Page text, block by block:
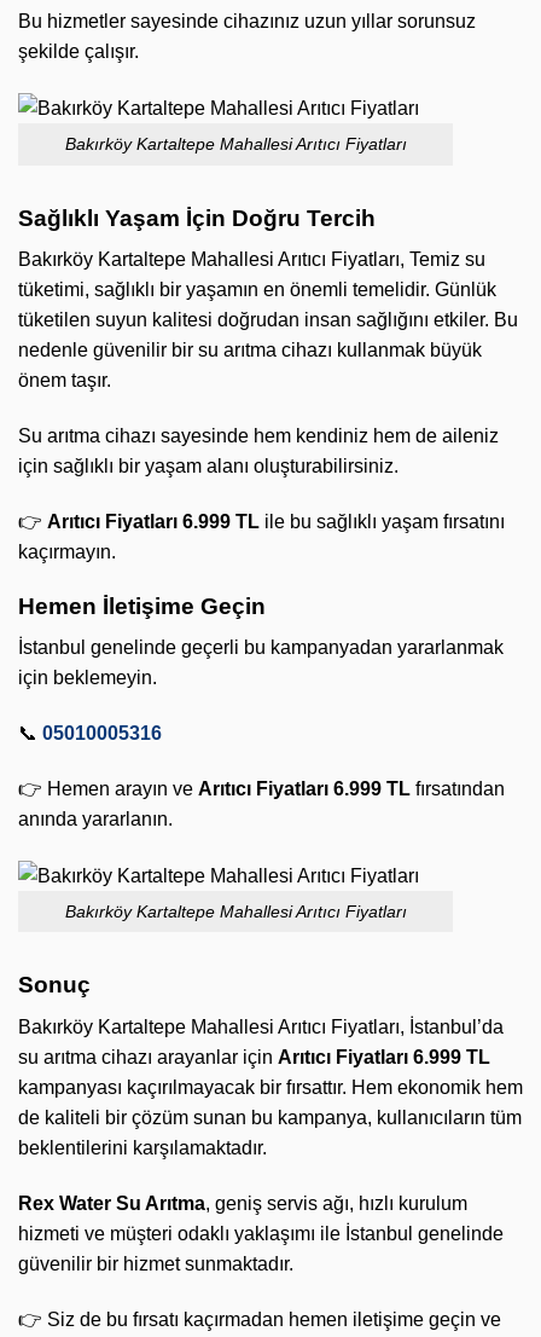
Bu hizmetler sayesinde cihazınız uzun yıllar sorunsuz
şekilde çalışır.
Bakırköy Kartaltepe Mahallesi Arıtıcı Fiyatları
Sağlıklı Yaşam İçin Doğru Tercih
Bakırköy Kartaltepe Mahallesi Arıtıcı Fiyatları, Temiz su
tüketimi, sağlıklı bir yaşamın en önemli temelidir. Günlük
tüketilen suyun kalitesi doğrudan insan sağlığını etkiler. Bu
nedenle güvenilir bir su arıtma cihazı kullanmak büyük
önem taşır.
Su arıtma cihazı sayesinde hem kendiniz hem de aileniz
için sağlıklı bir yaşam alanı oluşturabilirsiniz.
👉 Arıtıcı Fiyatları 6.999 TL ile bu sağlıklı yaşam fırsatını
kaçırmayın.
Hemen İletişime Geçin
İstanbul genelinde geçerli bu kampanyadan yararlanmak
için beklemeyin.
📞 05010005316
👉 Hemen arayın ve Arıtıcı Fiyatları 6.999 TL fırsatından
anında yararlanın.
Bakırköy Kartaltepe Mahallesi Arıtıcı Fiyatları
Sonuç
Bakırköy Kartaltepe Mahallesi Arıtıcı Fiyatları, İstanbul’da
su arıtma cihazı arayanlar için Arıtıcı Fiyatları 6.999 TL
kampanyası kaçırılmayacak bir fırsattır. Hem ekonomik hem
de kaliteli bir çözüm sunan bu kampanya, kullanıcıların tüm
beklentilerini karşılamaktadır.
Rex Water Su Arıtma, geniş servis ağı, hızlı kurulum
hizmeti ve müşteri odaklı yaklaşımı ile İstanbul genelinde
güvenilir bir hizmet sunmaktadır.
👉 Siz de bu fırsatı kaçırmadan hemen iletişime geçin ve